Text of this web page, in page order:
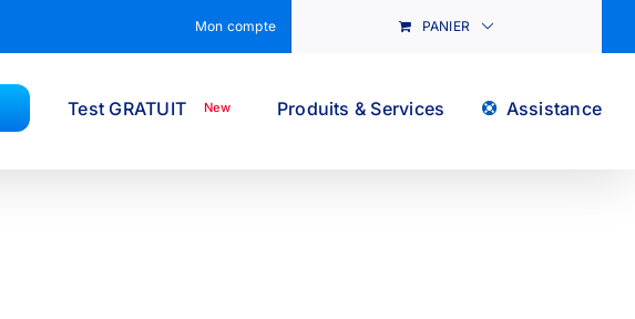
Mon compte PANIER
Test GRATUIT New Produits & Services Assistance